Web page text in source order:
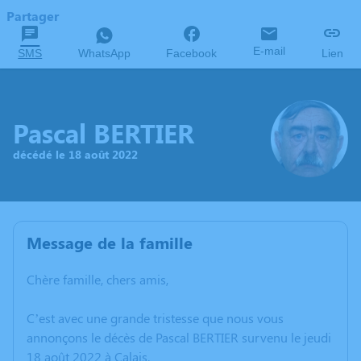
Partager
SMS WhatsApp Facebook E-mail Lien
Pascal BERTIER
décédé le 18 août 2022
Message de la famille
Chère famille, chers amis,
C’est avec une grande tristesse que nous vous
annonçons le décès de Pascal BERTIER survenu le jeudi
18 août 2022 à Calais.